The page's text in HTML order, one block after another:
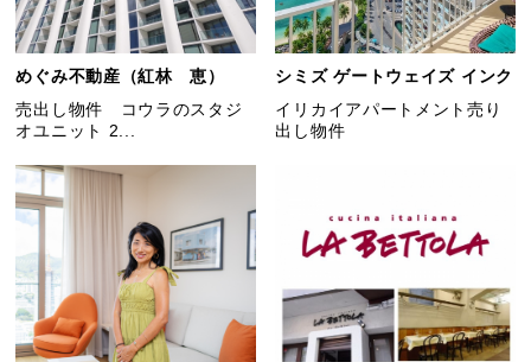
めぐみ不動産（紅林 恵）
売出し物件 コウラのスタジ
オユニット 2...
シミズ ゲートウェイズ インク
イリカイアパートメント売り
出し物件